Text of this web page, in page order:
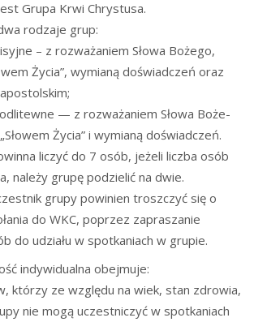
Gru­pa Krwi Chrystusa.
rodza­je grup:
– z roz­wa­ża­niem Sło­wa Boże­go,
Życia”, wymia­ną doświad­czeń oraz
— z roz­wa­ża­niem Sło­wa Boże­
Życia” i wymia­ną doświadczeń.
liczyć do 7 osób, jeże­li licz­ba osób
nale­ży gru­pę podzie­lić na dwie.
gru­py powi­nien trosz­czyć się o
do WKC, poprzez zapra­sza­nie
do udzia­łu w spo­tka­niach w grupie.
indy­wi­du­al­na obejmuje:
któ­rzy ze wzglę­du na wiek, stan zdro­wia,
nie mogą uczest­ni­czyć w spo­tka­niach